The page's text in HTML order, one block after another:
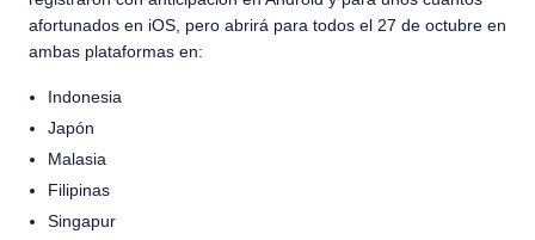
afortunados en iOS, pero abrirá para todos el 27 de octubre en
ambas plataformas en:
Indonesia
Japón
Malasia
Filipinas
Singapur